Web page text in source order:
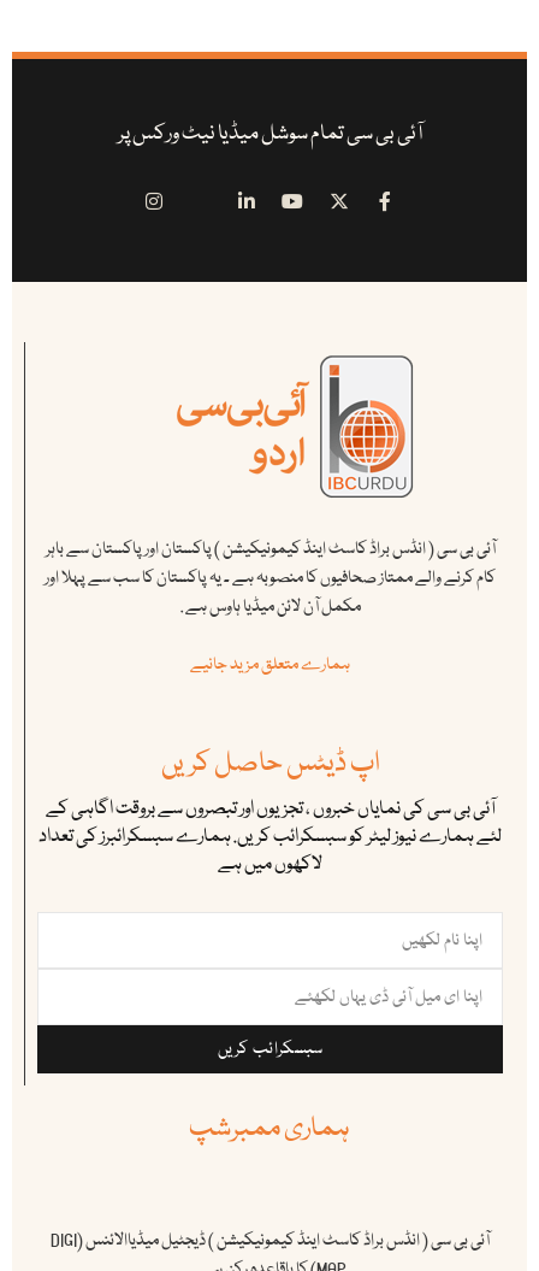
آئی بی سی تمام سوشل میڈیا نیٹ ورکس پر
آئی بی سی ( انڈس براڈ کاسٹ اینڈ کیمونیکیشن ) پاکستان اور پاکستان سے باہر
کام کرنے والے ممتاز صحافیوں کا منصوبہ ہے ۔ یہ پاکستان کا سب سے پہلا اور
مکمل آن لائن میڈیا ہاوس ہے .
ہمارے متعلق مزید جانیے
اپ ڈیٹس حاصل کریں
آئی بی سی کی نمایاں خبروں ، تجزیوں اور تبصروں سے بروقت اگاہی کے
لئے ہمارے نیوز لیٹر کو سبسکرائب کریں. ہمارے سبسکرائبرز کی تعداد
لاکھوں میں ہے
سبسکرائب کریں
ہماری ممبرشپ
آئی بی سی ( انڈس براڈ کاسٹ اینڈ کیمونیکیشن ) ڈیجٹیل میڈیاالائنس (DIGI